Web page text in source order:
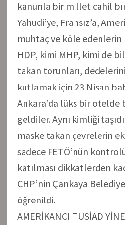
kanunla bir millet cahil
Yahudi’ye, Fransız’a,
muhtaç ve köle edenlerin
HDP, kimi MHP, kimi de
takan torunları,
kutlamak için 23 Nisan
Ankara’da lüks bir otelde
geldiler. Aynı kimliği
maske takan çevrelerin
sadece FETÖ’nün
katılması dikkatlerden
CHP’nin Çankaya
öğrenildi.
AMERİKANCI TÜSİAD